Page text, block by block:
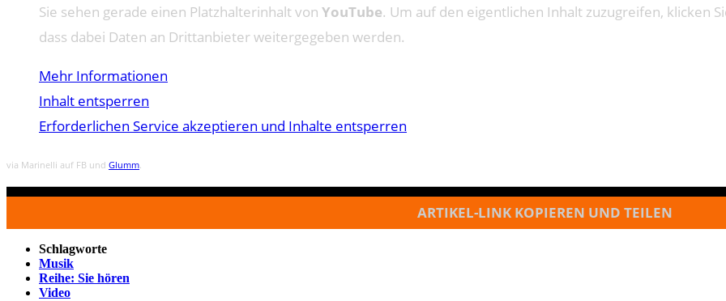
Sie sehen gerade einen Platzhalterinhalt von YouTube. Um auf den eigentlichen Inhalt zuzugreifen, klicken
dass dabei Daten an Drittanbieter weitergegeben werden.
Mehr Informationen
Inhalt entsperren
Erforderlichen Service akzeptieren und Inhalte entsperren
via Marinelli auf FB und Glumm.
ARTIKEL-LINK KOPIEREN UND TEILEN
Schlagworte
Musik
Reihe: Sie hören
Video